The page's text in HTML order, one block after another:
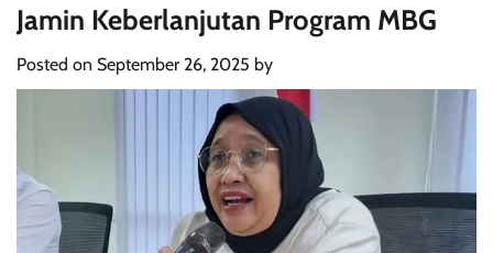
Jamin Keberlanjutan Program MBG
Posted on September 26, 2025 by